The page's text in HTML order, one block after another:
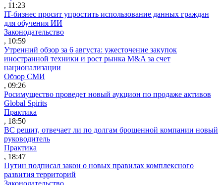
, 11:23
IT-бизнес просит упростить использование данных граждан
для обучения ИИ
Законодательство
, 10:59
Утренний обзор за 6 августа: ужесточение закупок
иностранной техники и рост рынка M&A за счет
национализации
Обзор СМИ
, 09:26
Росимущество проведет новый аукцион по продаже активов
Global Spirits
Практика
, 18:50
ВС решит, отвечает ли по долгам брошенной компании новый
руководитель
Практика
, 18:47
Путин подписал закон о новых правилах комплексного
развития территорий
Законодательство